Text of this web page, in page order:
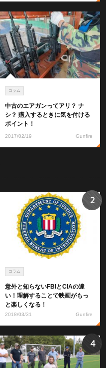
コラム
中古のエアガンってアリ？ ナ
シ？ 購入するときに気を付ける
ポイント！
2017/02/19 Gunfire
コラム
意外と知らないFBIとCIAの違
い！理解することで映画がもっ
と楽しくなる！
2018/03/31 Gunfire
2
4